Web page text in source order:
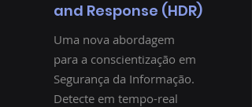
and Response (HDR)
Uma nova abordagem
para a conscientização em
Segurança da Informação.
Detecte em tempo-real